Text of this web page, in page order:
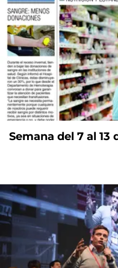
Semana del 7 al 13